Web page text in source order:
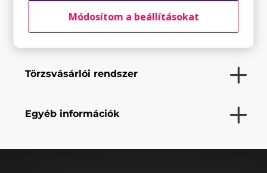
Saját szolgáltatások
Törzsvásárlói rendszer
Egyéb információk
Módosítom a beállításokat